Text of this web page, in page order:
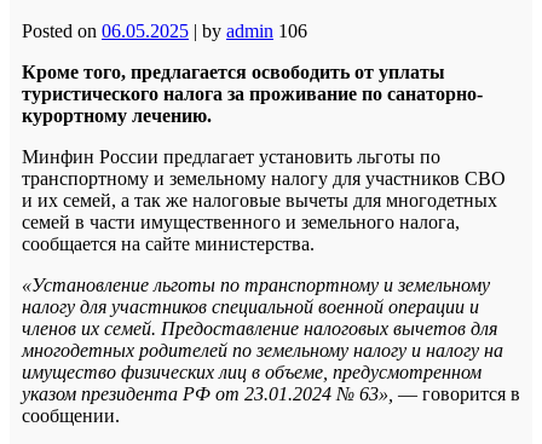
Posted on 06.05.2025 | by admin 106
Кроме того, предлагается освободить от уплаты
туристического налога за проживание по санаторно-
курортному лечению.
Минфин России предлагает установить льготы по
транспортному и земельному налогу для участников СВО
и их семей, а так же налоговые вычеты для многодетных
семей в части имущественного и земельного налога,
сообщается на сайте министерства.
«Установление льготы по транспортному и земельному
налогу для участников специальной военной операции и
членов их семей. Предоставление налоговых вычетов для
многодетных родителей по земельному налогу и налогу на
имущество физических лиц в объеме, предусмотренном
указом президента РФ от 23.01.2024 № 63», — говорится в
сообщении.